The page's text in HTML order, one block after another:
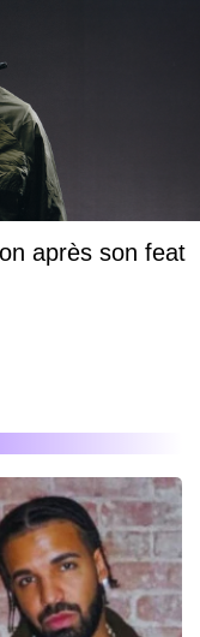
après son feat